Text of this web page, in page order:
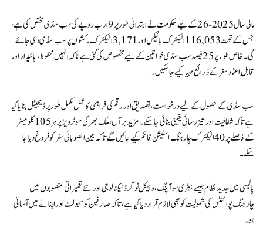
مالی سال 2025-26 کے لیے حکومت نے ابتدائی طور پر 9 ارب روپے کی سب سڈی مختص کی ہے،
جس کے تحت 116,053 الیکٹرک بائیکس اور 3,171 الیکٹرک رکشوں پر سب سڈی دی جائے
گی۔ خاص طور پر 25 فیصد سب سڈی خواتین کے لیے مخصوص کی گئی ہے تاکہ انہیں محفوظ، پائیدار اور
قابلِ اعتماد سفر کے ذرائع مہیا کیے جا سکیں۔
سب سڈی کے حصول کے لیے درخواست، تصدیق اور رقم کی فراہمی کا عمل مکمل طور پر ڈیجیٹل بنایا گیا
ہے تاکہ شفافیت اور تیز رسائی یقینی بنائی جا سکے۔ مزید برآں، ملک بھر کی موٹرویز پر ہر 105 کلومیٹر
کے فاصلے پر 40 الیکٹرک چارجنگ اسٹیشن قائم کیے جائیں گے تاکہ بین الصوبائی سفر کو فروغ دیا جا
سکے۔
پالیسی میں جدید نظام جیسے بیٹری سوآپنگ، وہیکل ٹو گرڈ ٹیکنالوجی اور نئے تعمیراتی منصوبوں میں
چارجنگ پوائنٹس کی شمولیت کو بھی لازم قرار دیا گیا ہے، تاکہ صارفین کو سہولت اور اپنانے میں آسانی
ہو۔